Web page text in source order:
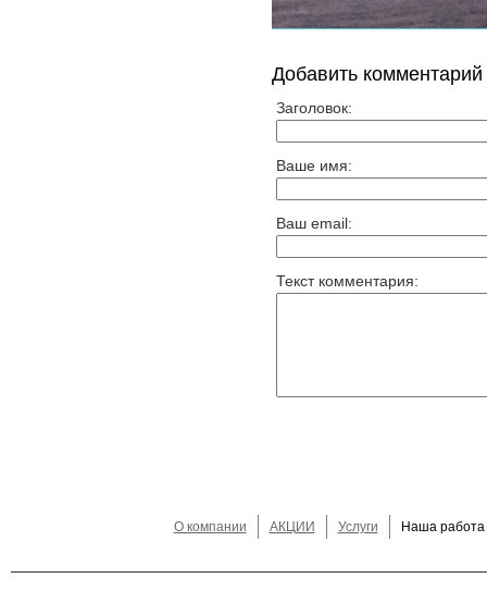
Добавить комментарий
Заголовок:
Ваше имя:
Ваш email:
Текст комментария:
О компании АКЦИИ Услуги Наша работа